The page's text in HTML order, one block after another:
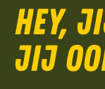
Hey,
jij